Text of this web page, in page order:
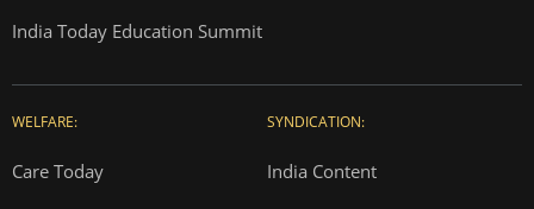
India Today Education Summit
WELFARE:
Care Today
SYNDICATION:
India Content